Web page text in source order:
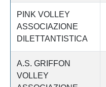
PINK VOLLEY
ASSOCIAZIONE
DILETTANTISTICA
A.S. GRIFFON
VOLLEY